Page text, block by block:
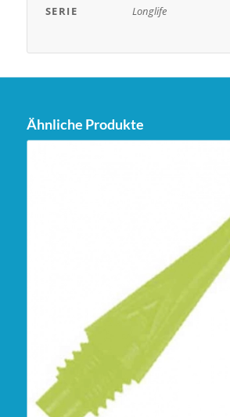
SERIE
Longlife
Ähnliche Produkte